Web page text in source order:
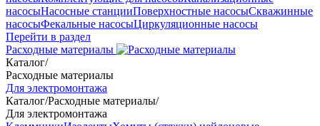
насосыНасосные станцииПоверхностные насосыСкважинные
насосыФекальные насосыЦиркуляционные насосы
Перейти в раздел
Расходные материалы
Каталог/
Расходные материалы
Для электромонтажа
Каталог/Расходные материалы/
Для электромонтажа